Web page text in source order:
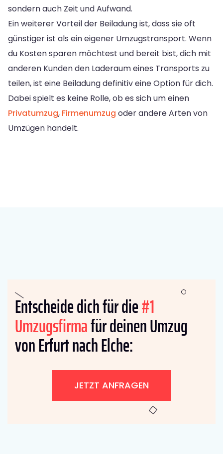
sondern auch Zeit und Aufwand.
Ein weiterer Vorteil der Beiladung ist, dass sie oft
günstiger ist als ein eigener Umzugstransport. Wenn
du Kosten sparen möchtest und bereit bist, dich mit
anderen Kunden den Laderaum eines Transports zu
teilen, ist eine Beiladung definitiv eine Option für dich.
Dabei spielt es keine Rolle, ob es sich um einen
Privatumzug, Firmenumzug oder andere Arten von
Umzügen handelt.
Entscheide dich für die#1
Umzugsfirmafür deinen Umzug
von Erfurt nach Elche:
JETZT ANFRAGEN